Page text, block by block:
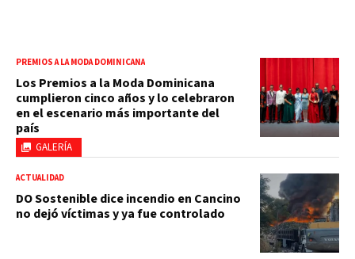
GALERÍA
PREMIOS A LA MODA DOMINICANA
Los Premios a la Moda Dominicana
cumplieron cinco años y lo celebraron
en el escenario más importante del
país
ACTUALIDAD
DO Sostenible dice incendio en Cancino
no dejó víctimas y ya fue controlado